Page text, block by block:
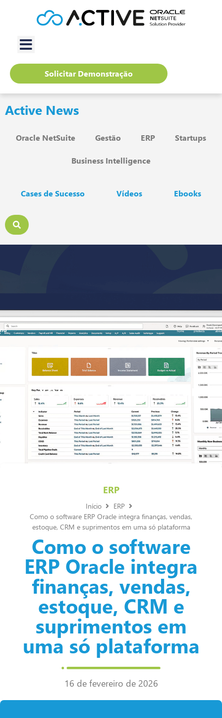
Solicitar Demonstração
Active News
Oracle NetSuite Gestão ERP Startups
Business Intelligence
Cases de Sucesso Vídeos Ebooks
ERP
Início
ERP
Como o software ERP Oracle integra finanças, vendas,
estoque, CRM e suprimentos em uma só plataforma
Como o software
ERP Oracle integra
finanças, vendas,
estoque, CRM e
suprimentos em
uma só plataforma
16 de fevereiro de 2026